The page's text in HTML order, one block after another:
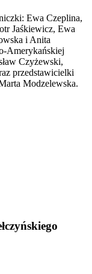
Ewa Czeplina,
Jaśkiewicz, Ewa
i Anita
Amerykańskiej
Czyżewski,
przedstawicielki
Modzelewska.